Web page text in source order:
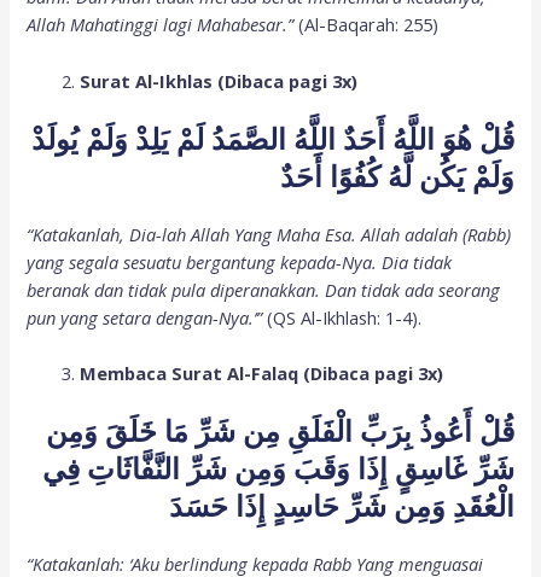
Allah Mahatinggi lagi Mahabesar.”(Al-Baqarah: 255)
Surat Al-Ikhlas (Dibaca pagi 3x)
قُلْ هُوَ اللَّهُ أَحَدٌ اللَّهُ الصَّمَدُ لَمْ يَلِدْ وَلَمْ يُولَدْ
وَلَمْ يَكُن لَّهُ كُفُوًا أَحَدٌ
“Katakanlah, Dia-lah Allah Yang Maha Esa. Allah adalah (Rabb)
yang segala sesuatu bergantung kepada-Nya. Dia tidak
beranak dan tidak pula diperanakkan. Dan tidak ada seorang
pun yang setara dengan-Nya.’”(QS Al-Ikhlash: 1-4).
Membaca Surat Al-Falaq (Dibaca pagi 3x)
قُلْ أَعُوذُ بِرَبِّ الْفَلَقِ مِن شَرِّ مَا خَلَقَ وَمِن
شَرِّ غَاسِقٍ إِذَا وَقَبَ وَمِن شَرِّ النَّفَّاثَاتِ فِي
الْعُقَدِ وَمِن شَرِّ حَاسِدٍ إِذَا حَسَدَ
“Katakanlah: ‘Aku berlindung kepada Rabb Yang menguasai